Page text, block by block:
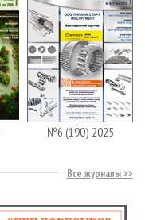
№6 (190) 2025
Все журналы